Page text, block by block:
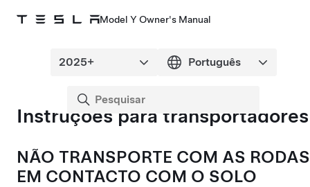
Model Y Owner's Manual
Instruções para transportadores
NÃO TRANSPORTE COM AS RODAS
EM CONTACTO COM O SOLO